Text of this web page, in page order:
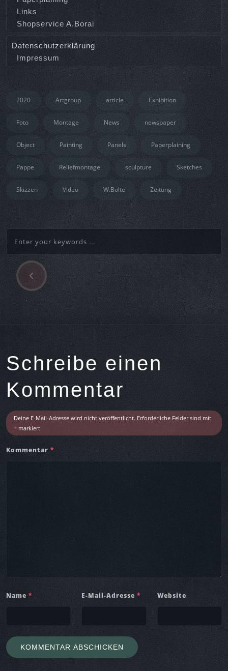
Links
Shopservice A.Borai
Datenschutzerklärung
Impressum
2020 Artgroup article Exhibition
Foto Montage News newspaper
Object Painting Panels Paperplaining
Pappe Reliefmontage sculpture Sketches
Skizzen Video W.Bolte Zeitung
Beitragsnavigation
P
r
e
v
i
o
u
s
r
t
i
c
e
Schreibe einen
Kommentar
Deine E-Mail-Adresse wird nicht veröffentlicht. Erforderliche Felder sind mit
* markiert
Kommentar*
Name * E-Mail-Adresse* Website